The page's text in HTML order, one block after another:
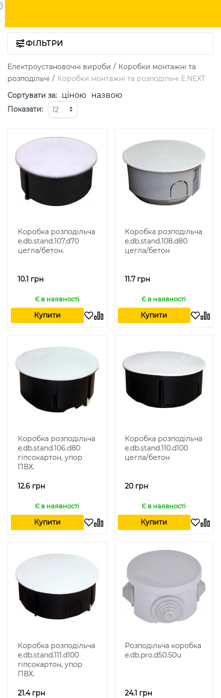
ФІЛЬТРИ
Електроустановочні вироби
Коробки монтажні та
розподільчі
Коробки монтажні та розподільчі E.NEXT
Сортувати за: ціною назвою
Показати:
Коробка розподільча
e.db.stand.107.d70
цегла/бетон.
10.1 грн
Є в наявності
Купити
Коробка розподільча
e.db.stand.108.d80
цегла/бетон
11.7 грн
Є в наявності
Купити
Коробка розподільча
e.db.stand.106.d80
гіпсокартон, упор
ПВХ.
12.6 грн
Є в наявності
Купити
Коробка розподільча
e.db.stand.110.d100
цегла/бетон
20 грн
Є в наявності
Купити
Коробка розподільча
e.db.stand.111.d100
гіпсокартон, упор
ПВХ.
21.4 грн
Розподільча коробка
e.db.pro.d50.50u
24.1 грн